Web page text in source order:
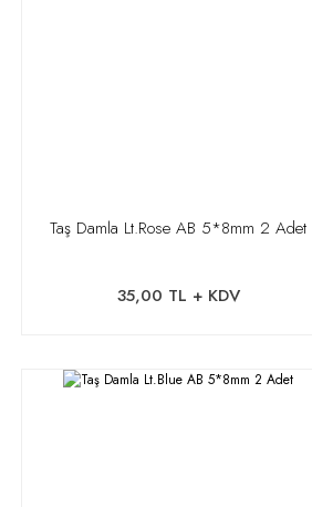
Taş Damla Lt.Rose AB 5*8mm 2 Adet
35,00 TL + KDV